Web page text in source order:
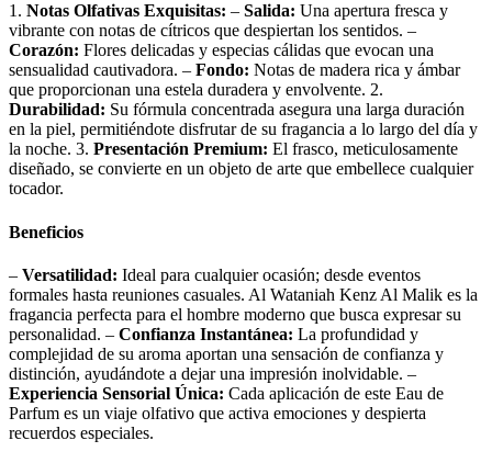
1. Notas Olfativas Exquisitas: – Salida: Una apertura fresca y
vibrante con notas de cítricos que despiertan los sentidos. –
Corazón: Flores delicadas y especias cálidas que evocan una
sensualidad cautivadora. – Fondo: Notas de madera rica y ámbar
que proporcionan una estela duradera y envolvente. 2.
Durabilidad: Su fórmula concentrada asegura una larga duración
en la piel, permitiéndote disfrutar de su fragancia a lo largo del día y
la noche. 3. Presentación Premium: El frasco, meticulosamente
diseñado, se convierte en un objeto de arte que embellece cualquier
tocador.
Beneficios
– Versatilidad: Ideal para cualquier ocasión; desde eventos
formales hasta reuniones casuales. Al Wataniah Kenz Al Malik es la
fragancia perfecta para el hombre moderno que busca expresar su
personalidad. – Confianza Instantánea: La profundidad y
complejidad de su aroma aportan una sensación de confianza y
distinción, ayudándote a dejar una impresión inolvidable. –
Experiencia Sensorial Única: Cada aplicación de este Eau de
Parfum es un viaje olfativo que activa emociones y despierta
recuerdos especiales.